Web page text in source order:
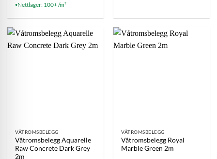
●Nettlager: 100+ /m²
VÅTROMSBELEGG
Våtromsbelegg Aquarelle
Raw Concrete Dark Grey
2m
VÅTROMSBELEGG
Våtromsbelegg Royal
Marble Green 2m